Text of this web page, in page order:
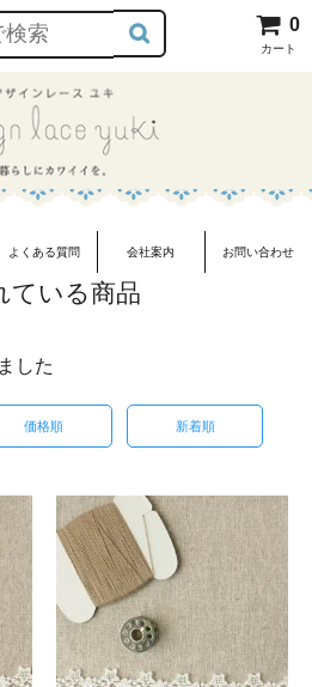
0
カート
よくある質問 会社案内 お問い合わせ
ている商品
した
価格順 新着順